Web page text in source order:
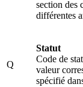
section des
différentes
Q
Statut
Code de
valeur
spécifié